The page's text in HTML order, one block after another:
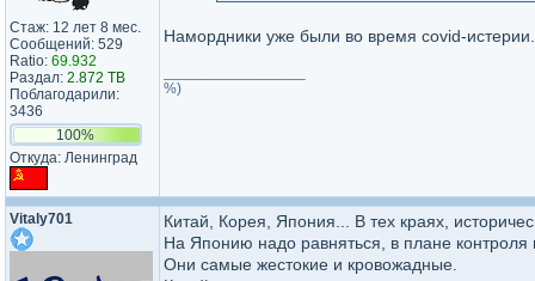
Стаж: 12 лет 8 мес.
Сообщений: 529
Ratio: 69.932
Раздал: 2.872 TB
Поблагодарили:
3436
100%
Откуда: Ленинград
Намордники уже были во время covid-истерии.
%)
Vitaly701
Китай, Корея, Япония... В тех краях,
На Японию надо равняться, в плане
Они самые жестокие и кровожадные.